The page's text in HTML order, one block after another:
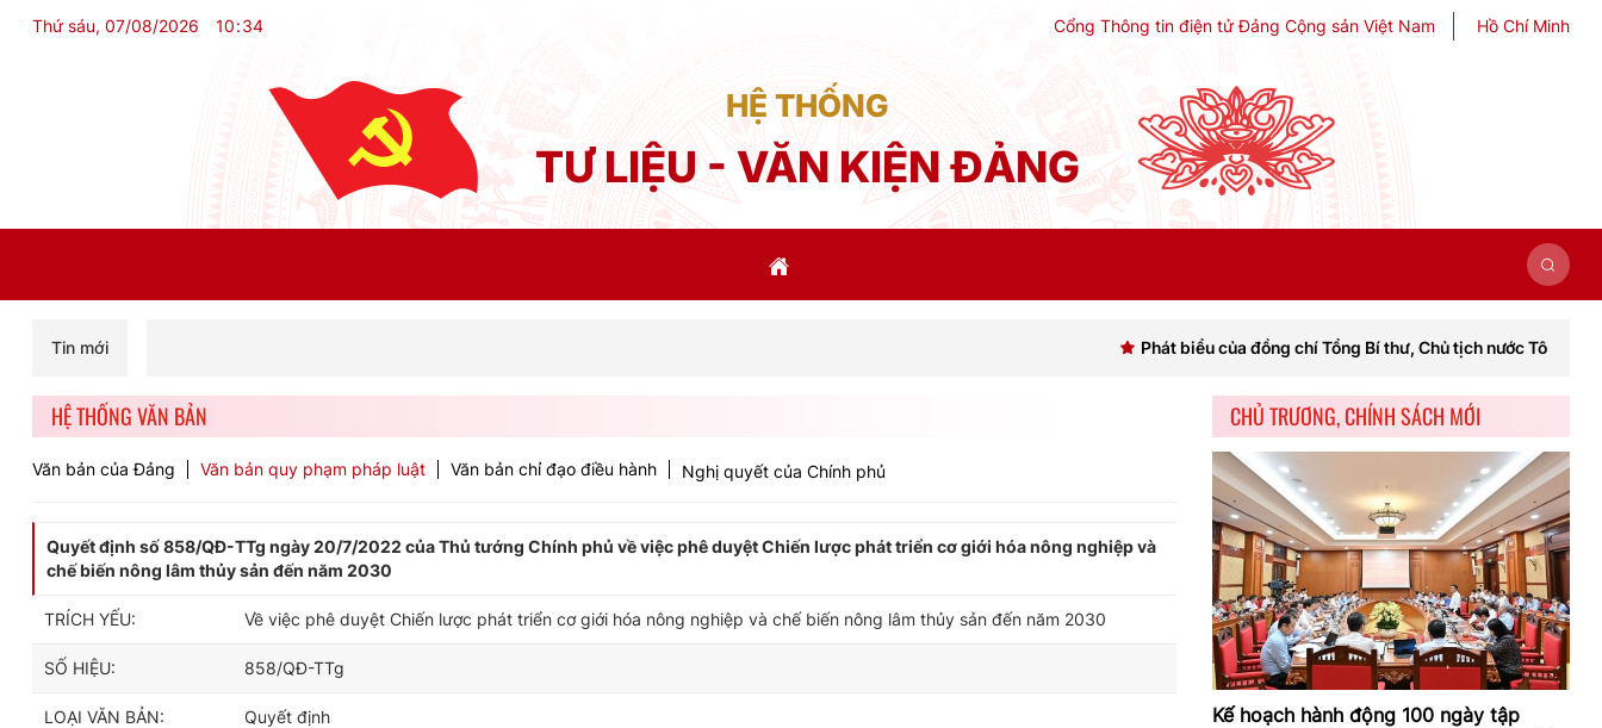
Thứ sáu, 07/08/2026 10:34 Cổng Thông tin điện tử Đảng Cộng sản Việt Nam Hồ Chí Minh
HỆ THỐNG
TƯ LIỆU - VĂN KIỆN ĐẢNG
Tin mới Phát biểu của đồng chí Tổng Bí thư, Chủ tịch nước Tô Lâm khai mạc Hội
HỆ THỐNG VĂN BẢN
Văn bản của Đảng Văn bản quy phạm pháp luật Văn bản chỉ đạo điều hành Nghị quyết của Chính phủ
Quyết định số 858/QĐ-TTg ngày 20/7/2022 của Thủ tướng Chính phủ về việc phê duyệt Chiến lược phát triển cơ giới hóa nông nghiệp và
chế biến nông lâm thủy sản đến năm 2030
TRÍCH YẾU: Về việc phê duyệt Chiến lược phát triển cơ giới hóa nông nghiệp và chế biến nông lâm thủy sản đến năm 2030
SỐ HIỆU: 858/QĐ-TTg
LOẠI VĂN BẢN: Quyết định
CHỦ TRƯƠNG, CHÍNH SÁCH MỚI
Kế hoạch hành động 100 ngày tập